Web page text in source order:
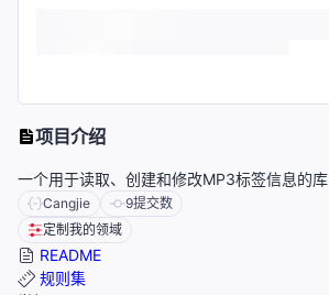
项目介绍
一个用于读取、创建和修改MP3标签信息的库
Cangjie 9提交数
定制我的领域
README
规则集